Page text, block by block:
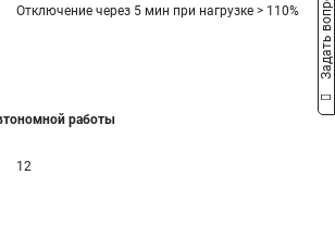
Отключение через 5 мин при нагрузке > 110%
работы
12
Задать вопрос